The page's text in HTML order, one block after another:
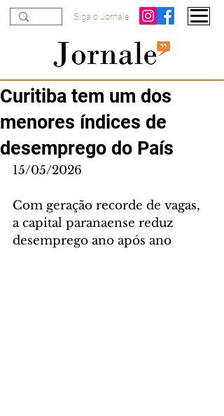
Siga o Jornale
Curitiba tem um dos
menores índices de
desemprego do País
15/05/2026
Com geração recorde de vagas,
a capital paranaense reduz
desemprego ano após ano